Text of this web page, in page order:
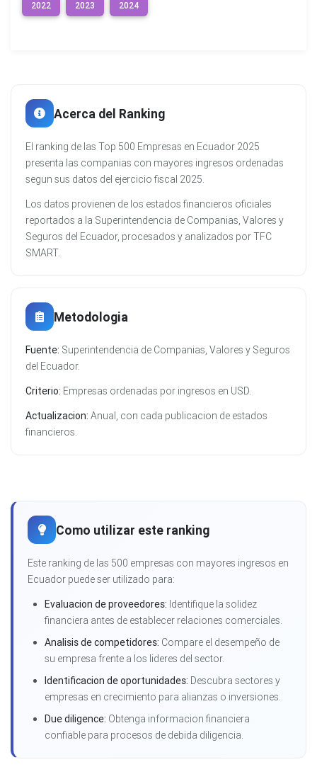
2022 2023 2024
Acerca del Ranking
El ranking de las Top 500 Empresas en Ecuador 2025
presenta las companias con mayores ingresos ordenadas
segun sus datos del ejercicio fiscal 2025.
Los datos provienen de los estados financieros oficiales
reportados a la Superintendencia de Companias, Valores y
Seguros del Ecuador, procesados y analizados por TFC
SMART.
Metodologia
Fuente: Superintendencia de Companias, Valores y Seguros
del Ecuador.
Criterio: Empresas ordenadas por ingresos en USD.
Actualizacion: Anual, con cada publicacion de estados
financieros.
Como utilizar este ranking
Este ranking de las 500 empresas con mayores ingresos en
Ecuador puede ser utilizado para:
Evaluacion de proveedores: Identifique la solidez
financiera antes de establecer relaciones comerciales.
Analisis de competidores: Compare el desempeño de
su empresa frente a los lideres del sector.
Identificacion de oportunidades: Descubra sectores y
empresas en crecimiento para alianzas o inversiones.
Due diligence: Obtenga informacion financiera
confiable para procesos de debida diligencia.